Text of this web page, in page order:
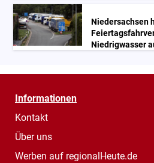
Niedersachsen
Niedrigwasser
Informationen
Kontakt
Über uns
Werben auf regionalHeute.de